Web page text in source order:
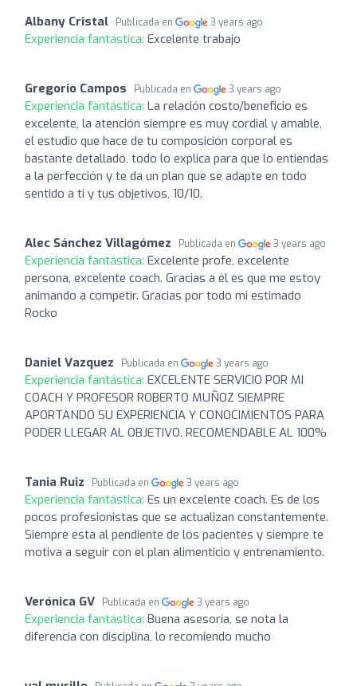
Albany Cristal Publicada en 3 years ago
Experiencia fantástica: Excelente trabajo
Gregorio Campos Publicada en 3 years ago
Experiencia fantástica: La relación costo/beneficio es
excelente, la atención siempre es muy cordial y amable,
el estudio que hace de tu composición corporal es
bastante detallado, todo lo explica para que lo entiendas
a la perfección y te da un plan que se adapte en todo
sentido a ti y tus objetivos, 10/10.
Alec Sánchez Villagómez Publicada en 3 years ago
Experiencia fantástica: Excelente profe, excelente
persona, excelente coach. Gracias a él es que me estoy
animando a competir. Gracias por todo mi estimado
Rocko
Daniel Vazquez Publicada en 3 years ago
Experiencia fantástica: EXCELENTE SERVICIO POR MI
COACH Y PROFESOR ROBERTO MUÑOZ SIEMPRE
APORTANDO SU EXPERIENCIA Y CONOCIMIENTOS PARA
PODER LLEGAR AL OBJETIVO. RECOMENDABLE AL 100%
Tania Ruiz Publicada en 3 years ago
Experiencia fantástica: Es un excelente coach. Es de los
pocos profesionistas que se actualizan constantemente.
Siempre esta al pendiente de los pacientes y siempre te
motiva a seguir con el plan alimenticio y entrenamiento.
Verónica GV Publicada en 3 years ago
Experiencia fantástica: Buena asesoría, se nota la
diferencia con disciplina, lo recomiendo mucho